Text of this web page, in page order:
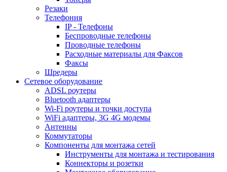
Резаки
Телефония
IP - Телефоны
Беспроводные телефоны
Проводные телефоны
Расходные материалы для Факсов
Факсы
Шредеры
Сетевое оборудование
ADSL роутеры
Bluetooth адаптеры
Wi-Fi роутеры и точки доступа
WiFi адаптеры, 3G 4G модемы
Антенны
Коммутаторы
Компоненты для монтажа сетей
Инструменты для монтажа и тестирования
Коннекторы и розетки